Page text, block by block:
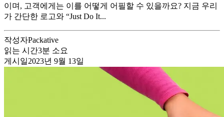
이며, 고객에게는 이를 어떻게 어필할 수 있을까요? 지금 우리
가 간단한 로고와 “Just Do It...
작성자Packative
읽는 시간3분 소요
게시일2023년 9월 13일